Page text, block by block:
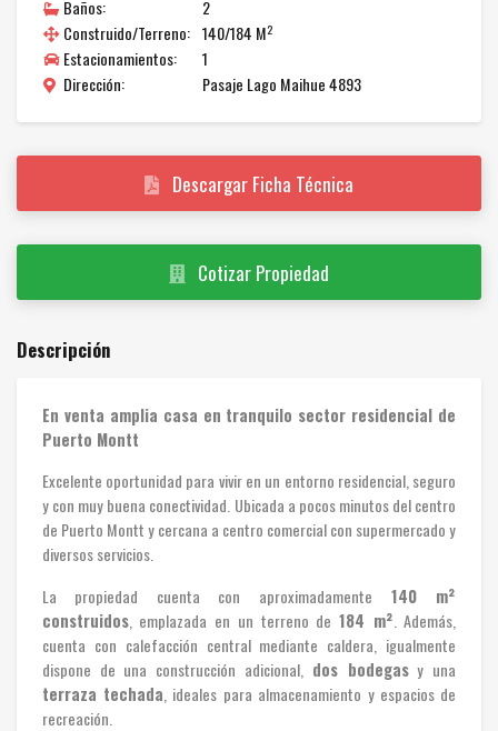
Baños:
2
Construido/Terreno: 140/184 M2
Estacionamientos:
1
Dirección:
Pasaje Lago Maihue 4893
Descargar Ficha Técnica
Cotizar Propiedad
Descripción
En venta amplia casa en tranquilo sector residencial de
Puerto Montt
Excelente oportunidad para vivir en un entorno residencial, seguro
y con muy buena conectividad. Ubicada a pocos minutos del centro
de Puerto Montt y cercana a centro comercial con supermercado y
diversos servicios.
La propiedad cuenta con aproximadamente 140 m²
construidos, emplazada en un terreno de 184 m² . Además,
cuenta con calefacción central mediante caldera, igualmente
dispone de una construcción adicional, dos bodegasy una
terraza techada , ideales para almacenamiento y espacios de
recreación.